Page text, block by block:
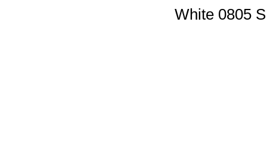
White 0805